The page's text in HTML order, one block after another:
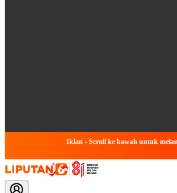
Iklan - Scroll ke bawah untuk